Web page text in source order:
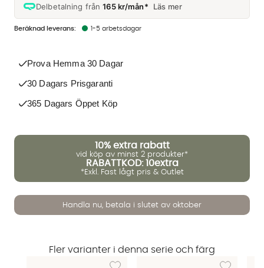
Delbetalning från165 kr/mån* Läs mer
1-5 arbetsdagar
Prova Hemma 30 Dagar
30 Dagars Prisgaranti
365 Dagars Öppet Köp
10% extra rabatt
vid köp av minst 2 produkter*
RABATTKOD: 10extra
*Exkl. Fast lågt pris & Outlet
Handla nu, betala i slutet av oktober
Fler varianter i denna serie och färg
Lägg till i önskelista: ELIE Kontinentalsäng
Lägg till i